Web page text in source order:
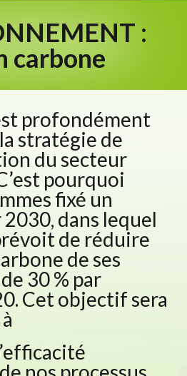
:
carbone
profondément
stratégie de
du secteur
pourquoi
fixé un
dans lequel
de réduire
de ses
30 % par
Cet objectif sera